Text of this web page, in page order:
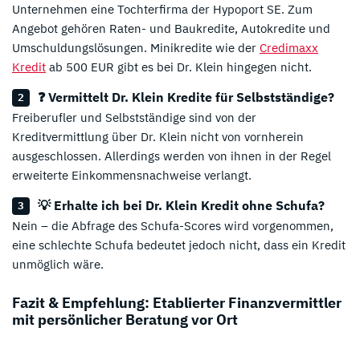
Unternehmen eine Tochterfirma der Hypoport SE. Zum
Angebot gehören Raten- und Baukredite, Autokredite und
Umschuldungslösungen. Minikredite wie der Credimaxx
Kredit ab 500 EUR gibt es bei Dr. Klein hingegen nicht.
❓ Vermittelt Dr. Klein Kredite für Selbstständige?
Freiberufler und Selbstständige sind von der
Kreditvermittlung über Dr. Klein nicht von vornherein
ausgeschlossen. Allerdings werden von ihnen in der Regel
erweiterte Einkommensnachweise verlangt.
💡 Erhalte ich bei Dr. Klein Kredit ohne Schufa?
Nein – die Abfrage des Schufa-Scores wird vorgenommen,
eine schlechte Schufa bedeutet jedoch nicht, dass ein Kredit
unmöglich wäre.
Fazit & Empfehlung: Etablierter Finanzvermittler
mit persönlicher Beratung vor Ort